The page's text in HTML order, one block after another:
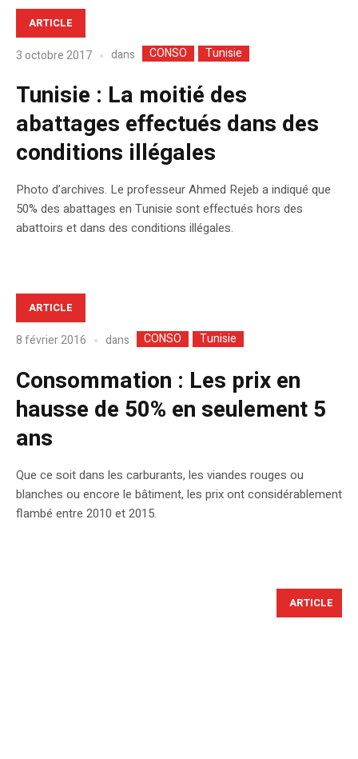
ARTICLE
3 octobre 2017 dans CONSO Tunisie
Tunisie : La moitié des
abattages effectués dans des
conditions illégales
Photo d’archives. Le professeur Ahmed Rejeb a indiqué que
50% des abattages en Tunisie sont effectués hors des
abattoirs et dans des conditions illégales.
ARTICLE
8 février 2016 dans CONSO Tunisie
Consommation : Les prix en
hausse de 50% en seulement 5
ans
Que ce soit dans les carburants, les viandes rouges ou
blanches ou encore le bâtiment, les prix ont considérablement
flambé entre 2010 et 2015.
ARTICLE